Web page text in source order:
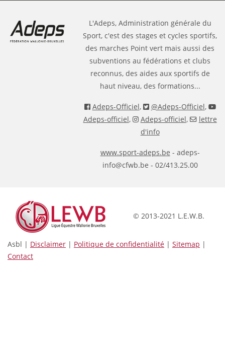
L'Adeps, Administration générale du
Sport, c'est des stages et cycles sportifs,
des marches Point vert mais aussi des
subventions au fédérations et clubs
reconnus, des aides aux sportifs de
haut niveau, des formations...
Adeps-Officiel, @Adeps-Officiel,
Adeps-officiel, Adeps-officiel,
lettre
d'info
www.sport-adeps.be - adeps-
info@cfwb.be - 02/413.25.00
© 2013-2021 L.E.W.B.
Asbl | Disclaimer | Politique de confidentialité | Sitemap |
Contact